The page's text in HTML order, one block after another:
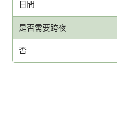
日間
是否需要跨夜
否